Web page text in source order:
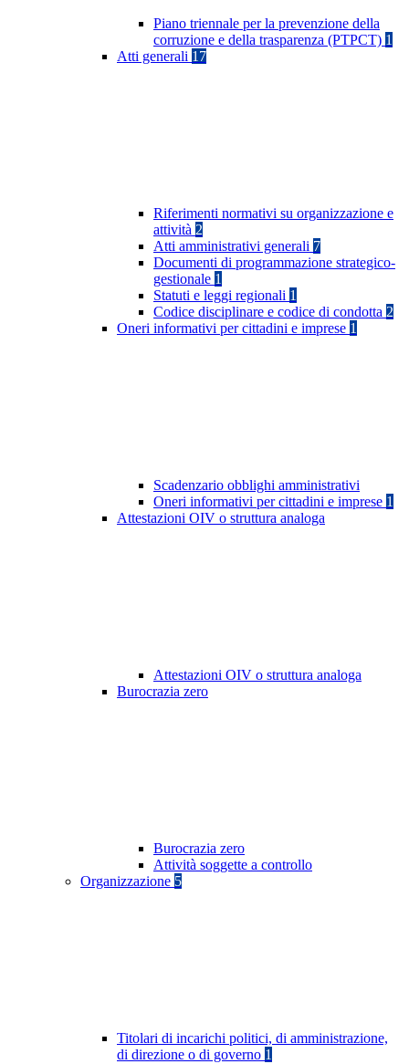
Piano triennale per la prevenzione della
corruzione e della trasparenza (PTPCT) 1
Atti generali 17
Riferimenti normativi su organizzazione e
attività 2
Atti amministrativi generali 7
Documenti di programmazione strategico-
gestionale 1
Statuti e leggi regionali 1
Codice disciplinare e codice di condotta 2
Oneri informativi per cittadini e imprese 1
Scadenzario obblighi amministrativi
Oneri informativi per cittadini e imprese 1
Attestazioni OIV o struttura analoga
Attestazioni OIV o struttura analoga
Burocrazia zero
Burocrazia zero
Attività soggette a controllo
Organizzazione 5
Titolari di incarichi politici, di amministrazione,
di direzione o di governo 1